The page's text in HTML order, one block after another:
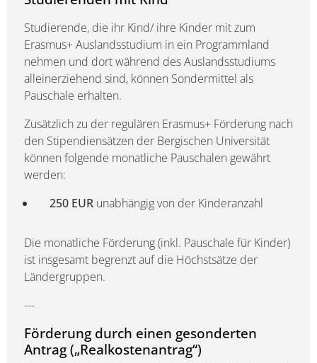
Studierende, die ihr Kind/ ihre Kinder mit zum
Erasmus+ Auslandsstudium in ein Programmland
nehmen und dort während des Auslandsstudiums
alleinerziehend sind, können Sondermittel als
Pauschale erhalten.
Zusätzlich zu der regulären Erasmus+ Förderung nach
den Stipendiensätzen der Bergischen Universität
können folgende monatliche Pauschalen gewährt
werden:
250 EUR unabhängig von der Kinderanzahl
Die monatliche Förderung (inkl. Pauschale für Kinder)
ist insgesamt begrenzt auf die Höchstsätze der
Ländergruppen.
---
Förderung durch einen gesonderten
Antrag („Realkostenantrag“)